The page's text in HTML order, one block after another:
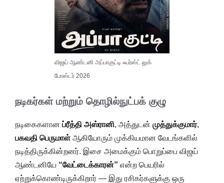
விஜய் ஆண்டனி அப்பாகுட்டி ஃபர்ஸ்ட் லுக்
போஸ்டர் 2026
நடிகர்கள் மற்றும் தொழில்நுட்பக் குழு
நடிகைகளான ப்ரீத்தி அஸ்ரானி, அத்துடன் முத்துக்குமார்,
பகவதி பெருமாள் ஆகியோரும் முக்கியமான வேடங்களில்
நடித்திருக்கின்றனர். இசை அமைக்கும் பொறுப்பை விஜய்
ஆண்டனியே “வேட்டைக்காரன்” என்ற பெயரில்
ஏற்றுக்கொண்டிருக்கிறார் — இது ரசிகர்களுக்கு ஒரு